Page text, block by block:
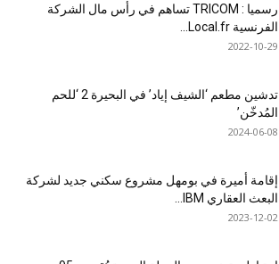
رسميا : TRICOM تساهم في رأس مال الشركة
الفرنسية Local.fr...
2022-10-29
تدشين مطعم ‘الشيف إياد’ في البحيرة 2 ‘للحم
المُدخّن’
2024-06-08
إقامة أميرة في بومهل مشروع سكني جديد لشركة
البعث العقاري IBM...
2023-12-02